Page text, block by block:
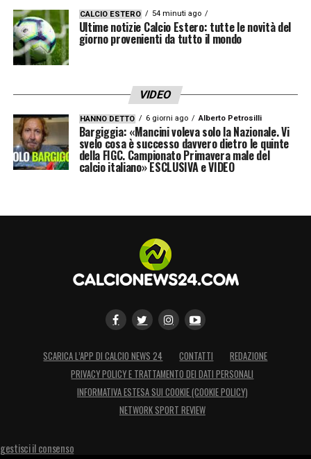
LA PLAYLIST DELLE NOSTRE TOP NEWS
CALCIO ESTERO 54 minuti ago
Ultime notizie Calcio Estero: tutte le novità del
giorno provenienti da tutto il mondo
VIDEO
HANNO DETTO 6 giorni ago Alberto Petrosilli
Bargiggia: «Mancini voleva solo la Nazionale. Vi
svelo cosa è successo davvero dietro le quinte
della FIGC. Campionato Primavera male del
calcio italiano» ESCLUSIVA e VIDEO
SCARICA L’APP DI CALCIO NEWS 24 CONTATTI
REDAZIONE
PRIVACY POLICY E TRATTAMENTO DEI DATI PERSONALI
INFORMATIVA ESTESA SUI COOKIE (COOKIE POLICY)
NETWORK SPORT REVIEW
gestisci il consenso